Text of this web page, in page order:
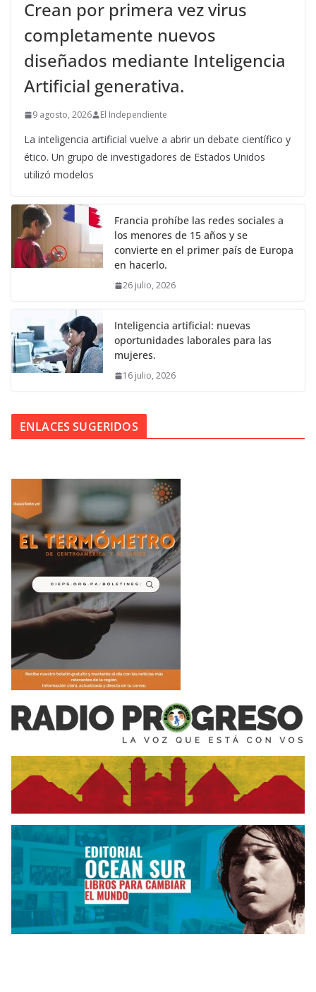
Crean por primera vez virus
completamente nuevos
diseñados mediante Inteligencia
Artificial generativa.
9 agosto, 2026 El Independiente
La inteligencia artificial vuelve a abrir un debate científico y
ético. Un grupo de investigadores de Estados Unidos
utilizó modelos
Francia prohíbe las redes sociales a
los menores de 15 años y se
convierte en el primer país de Europa
en hacerlo.
26 julio, 2026
Inteligencia artificial: nuevas
oportunidades laborales para las
mujeres.
16 julio, 2026
ENLACES SUGERIDOS